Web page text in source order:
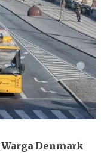
Denmark